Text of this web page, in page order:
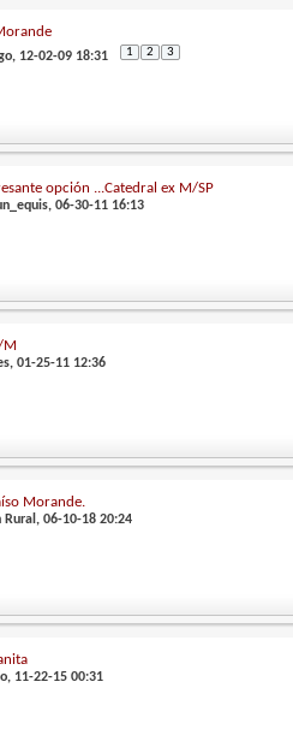
, 12-02-09 18:31 1 2 3
opción ...Catedral ex M/SP
, 06-30-11 16:13
M
, 01-25-11 12:36
Morande.
Rural, 06-10-18 20:24
, 11-22-15 00:31